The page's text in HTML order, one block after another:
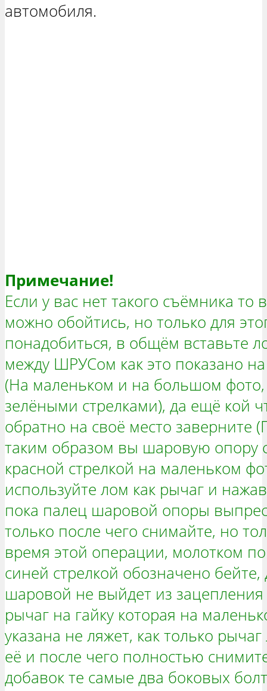
автомобиля.
Примечание!
Если у вас нет такого съёмника
можно обойтись, но только для
понадобиться, в общём вставьте
между ШРУСом как это показано
(На маленьком и на большом фото,
зелёными стрелками), да ещё кой
обратно на своё место заверните
таким образом вы шаровую опору
красной стрелкой на маленьком
используйте лом как рычаг и
пока палец шаровой опоры
только после чего снимайте, но
время этой операции, молотком
синей стрелкой обозначено
шаровой не выйдет из
рычаг на гайку которая на
указана не ляжет, как только
её и после чего полностью
добавок те самые два боковых